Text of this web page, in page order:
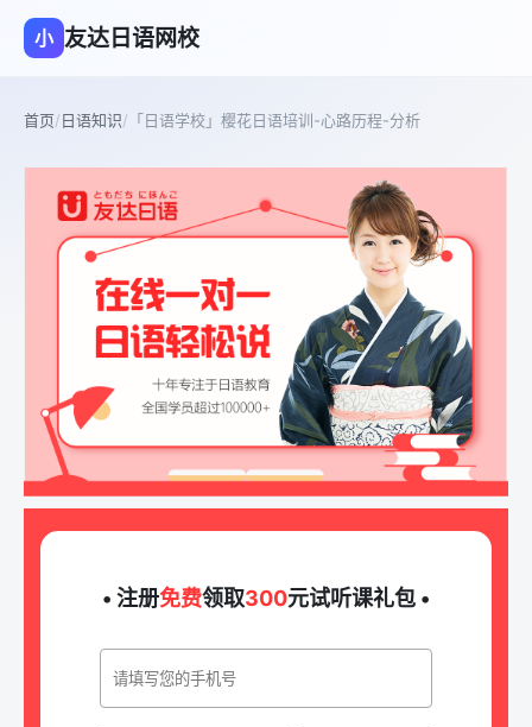
小 友达日语网校
首页/日语知识/ 「日语学校」樱花日语培训-心路历程-分析
• 注册免费领取300元试听课礼包 •